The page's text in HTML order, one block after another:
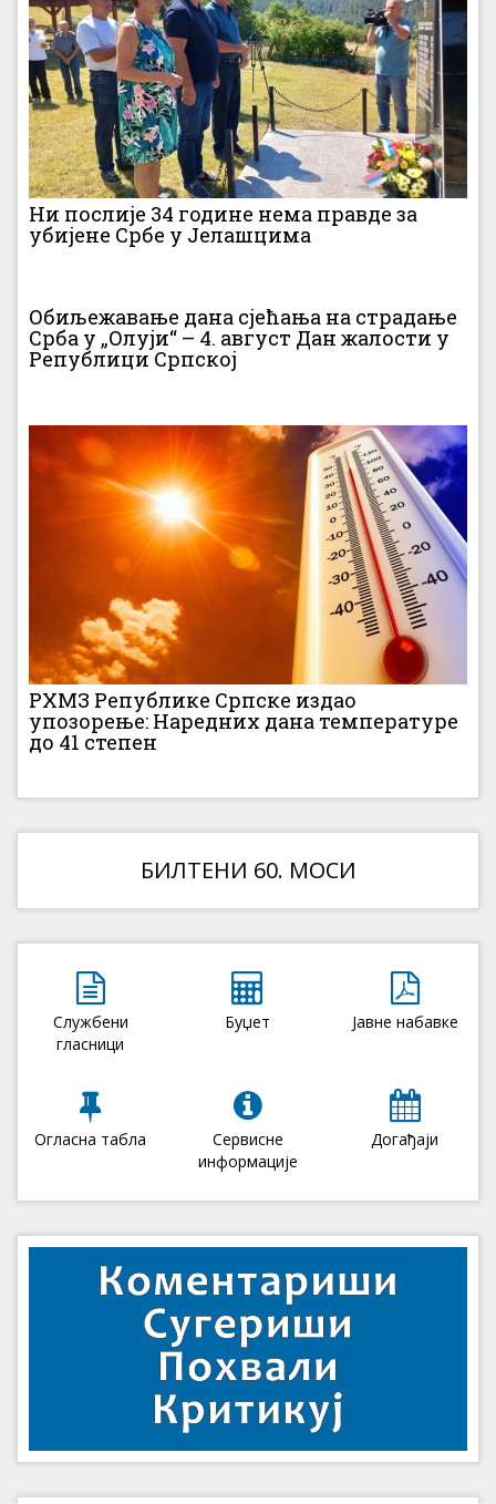
Ни послије 34 године нема правде за
убијене Србе у Јелашцима
Обиљежавање дана сјећања на страдање
Срба у „Олуји“ – 4. август Дан жалости у
Републици Српској
РХМЗ Републике Српске издао
упозорење: Наредних дана температуре
до 41 степен
БИЛТЕНИ 60. МОСИ
Службени
гласници
Буџет Јавне набавке
Огласна табла
Сервисне
информације
Догађаји